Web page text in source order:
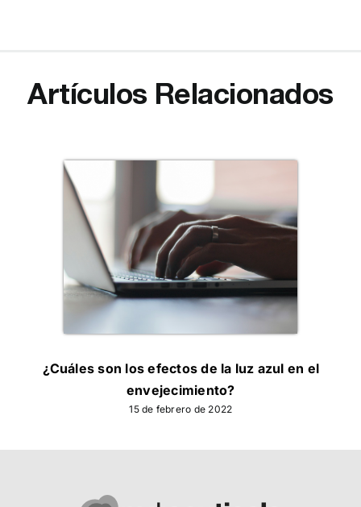
Artículos Relacionados
¿Cuáles son los efectos de la luz azul en el
envejecimiento?
15 de febrero de 2022